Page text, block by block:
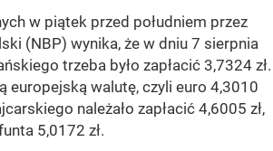
w piątek przed południem przez
(NBP) wynika, że w dniu 7 sierpnia
trzeba było zapłacić 3,7324 zł.
europejską walutę, czyli euro 4,3010
należało zapłacić 4,6005 zł,
5,0172 zł.